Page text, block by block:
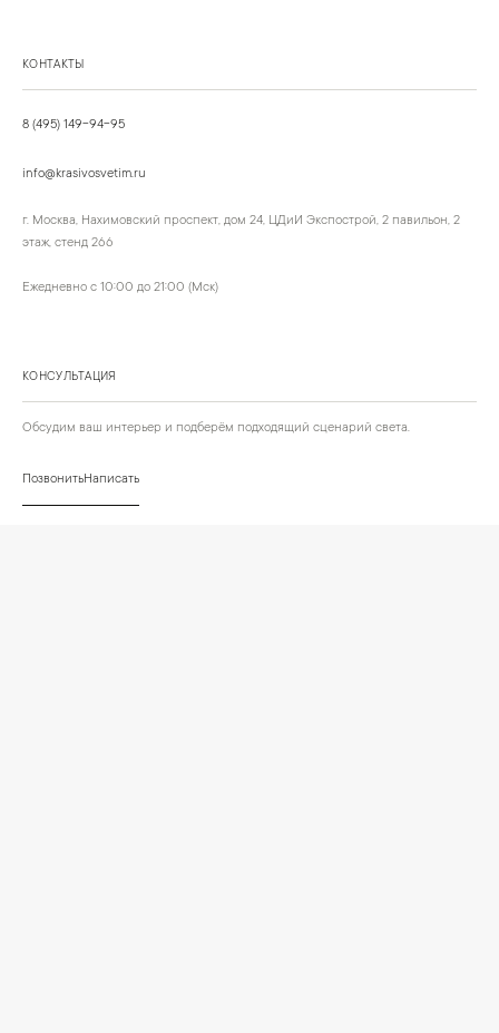
КОНТАКТЫ
8 (495) 149-94-95
info@krasivosvetim.ru
г. Москва, Нахимовский проспект, дом 24, ЦДиИ Экспострой, 2 павильон, 2
этаж, стенд 266
Ежедневно с 10:00 до 21:00 (Мск)
КОНСУЛЬТАЦИЯ
Обсудим ваш интерьер и подберём подходящий сценарий света.
ПозвонитьНаписать